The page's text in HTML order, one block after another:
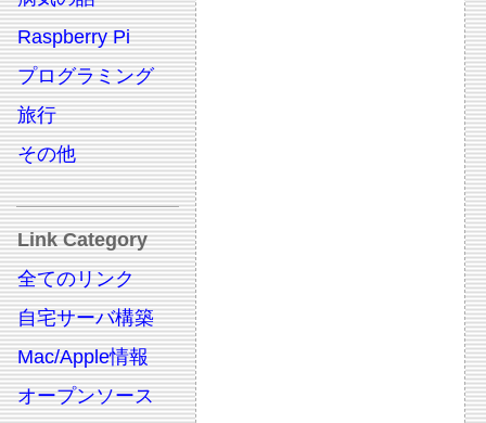
Raspberry Pi
プログラミング
旅行
その他
Link Category
全てのリンク
自宅サーバ構築
Mac/Apple情報
オープンソース